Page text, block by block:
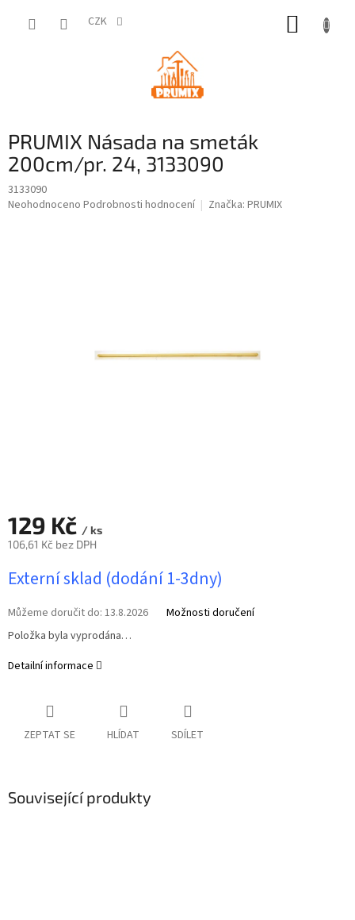
CZK
PRUMIX Násada na smeták
200cm/pr. 24, 3133090
3133090
Průměrné
Neohodnoceno Podrobnosti hodnocení Značka: PRUMIX
129 Kč / ks
106,61 Kč bez DPH
cena:
Externí sklad (dodání 1-3dny)
Můžeme doručit do: 13.8.2026
Možnosti doručení
Položka byla vyprodána…
Detailní informace
ZEPTAT SE HLÍDAT SDÍLET
Související produkty